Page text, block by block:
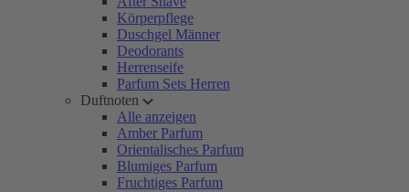
Körperpflege
Duschgel Männer
Deodorants
Herrenseife
Parfum Sets Herren
Duftnoten
Alle anzeigen
Amber Parfum
Orientalisches Parfum
Blumiges Parfum
Fruchtiges Parfum